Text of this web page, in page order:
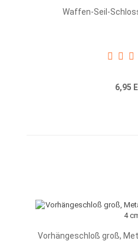
Waffen-Seil-
6,95
Vorhängeschloß groß,